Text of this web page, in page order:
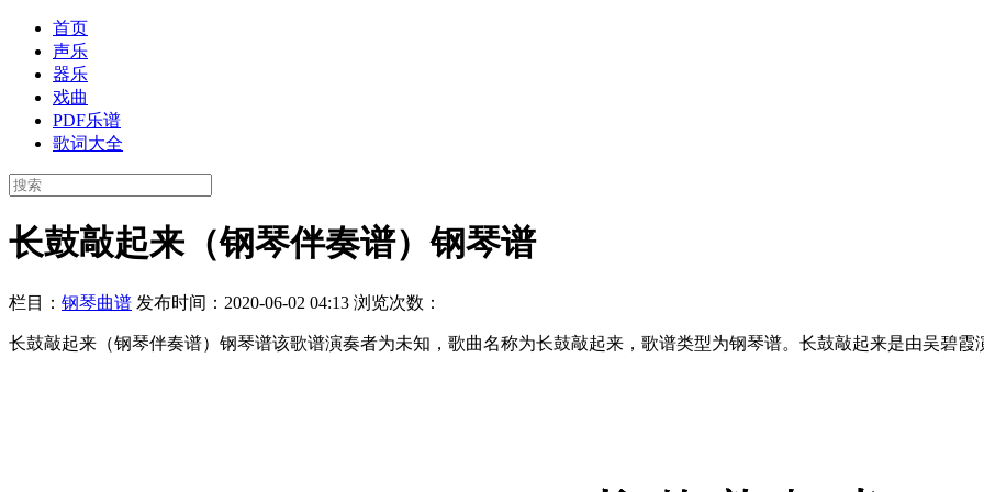
首页
声乐
器乐
戏曲
PDF乐谱
歌词大全
长鼓敲起来（钢琴伴奏谱）钢琴谱
栏目： 钢琴曲谱 发布时间：2020-06-02 04:13 浏览次数：
长鼓敲起来（钢琴伴奏谱）钢琴谱该歌谱演奏者为未知，歌曲名称为长鼓敲起来，歌谱类型为钢琴谱。长鼓敲起来是由吴碧霞